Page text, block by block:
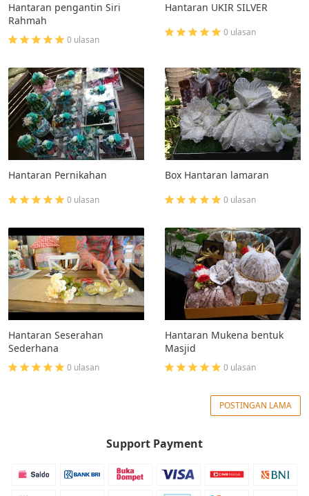
Hantaran pengantin Siri
Rahmah
0 ulasan
Hantaran UKIR SILVER
0 ulasan
Hantaran Pernikahan
0 ulasan
Box Hantaran lamaran
0 ulasan
Hantaran Seserahan
Sederhana
0 ulasan
Hantaran Mukena bentuk
Masjid
0 ulasan
POSTINGAN LAMA
Support Payment